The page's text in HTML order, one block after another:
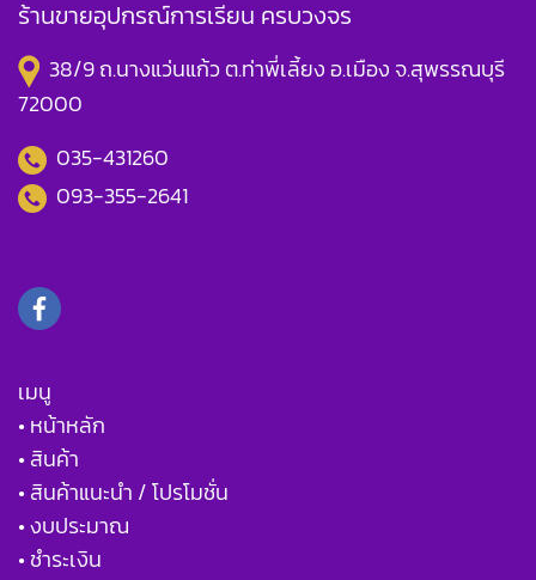
ร้านขายอุปกรณ์การเรียน ครบวงจร
38/9 ถ.นางแว่นแก้ว ต.ท่าพี่เลี้ยง อ.เมือง จ.สุพรรณบุรี
72000
035-431260
093-355-2641
เมนู
• หน้าหลัก
• สินค้า
• สินค้าแนะนำ / โปรโมชั่น
• งบประมาณ
• ชำระเงิน